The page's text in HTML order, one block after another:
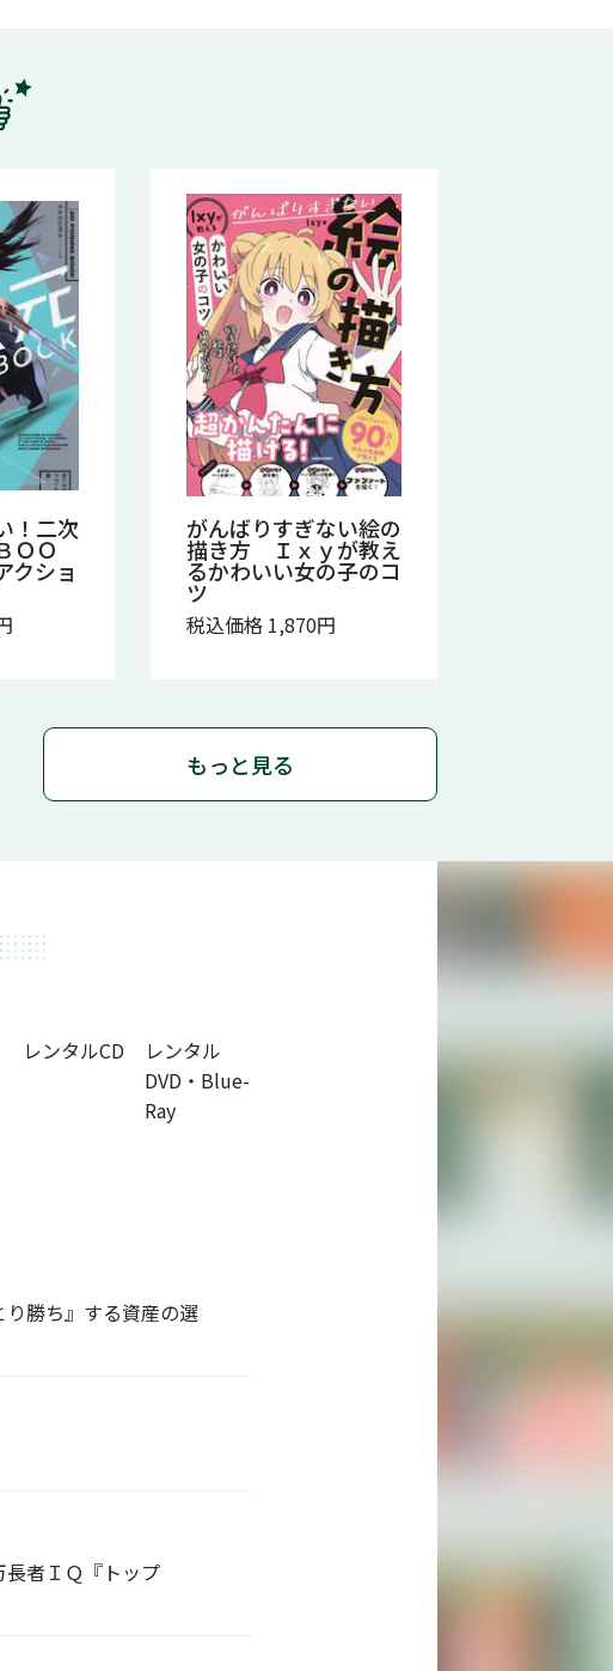
！二次
ＯＯ
ショ
がんばりすぎない絵の
描き方 Ｉｘｙが教え
るかわいい女の子のコ
ツ
税込価格 1,870円
もっと見る
レンタルCD
レンタル
DVD・Blue-
Ray
勝ち』する資産の選
者ＩＱ『トップ